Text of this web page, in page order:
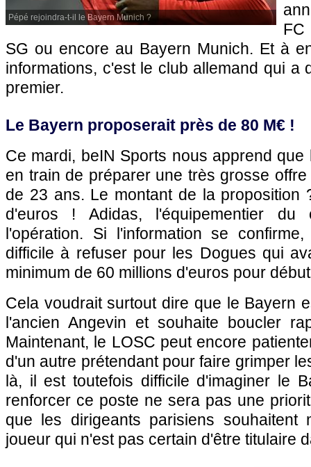
Pépé rejoindra-t-il le Bayern Munich ?
FC
SG ou encore au Bayern Munich. Et à
informations, c'est le club allemand qui a
premier.
Le Bayern proposerait près de 80 M€ !
Ce mardi, beIN Sports nous apprend
en train de préparer une très grosse
de 23 ans. Le montant de la proposition
d'euros ! Adidas, l'équipementier du
l'opération. Si l'information se
difficile à refuser pour les Dogues qui
minimum de 60 millions d'euros pour
Cela voudrait surtout dire que le Bayern
l'ancien Angevin et souhaite boucler
Maintenant, le LOSC peut encore
d'un autre prétendant pour faire grimper
là, il est toutefois difficile d'imaginer le
renforcer ce poste ne sera pas une
que les dirigeants parisiens souhaitent
joueur qui n'est pas certain d'être titulaire